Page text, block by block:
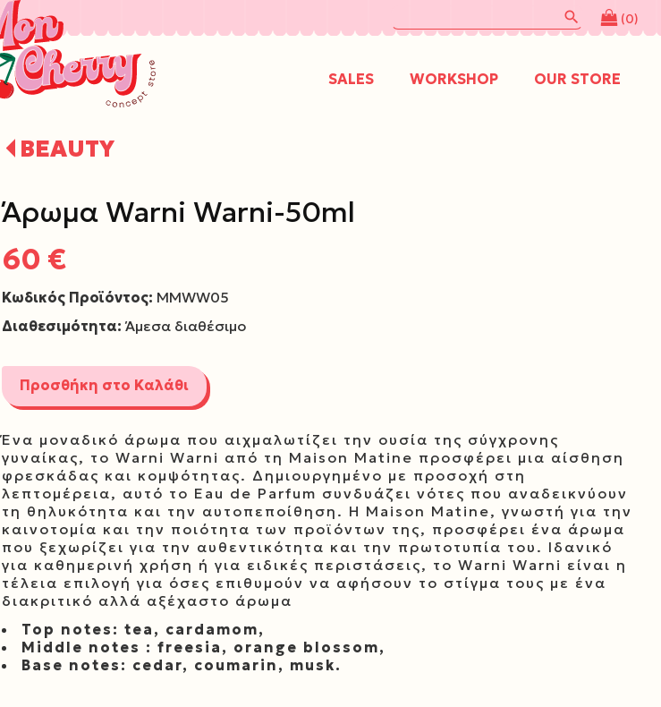
(0)
search
SALES WORKSHOP OUR STORE
BEAUTY
Άρωμα Warni Warni-50ml
60 €
Κωδικός Προϊόντος: MMWW05
Διαθεσιμότητα: Άμεσα διαθέσιμο
Προσθήκη στο Καλάθι
Ένα μοναδικό άρωμα που αιχμαλωτίζει την ουσία της σύγχρονης
γυναίκας, το Warni Warni από τη Maison Matine προσφέρει μια αίσθηση
φρεσκάδας και κομψότητας. Δημιουργημένο με προσοχή στη
λεπτομέρεια, αυτό το Eau de Parfum συνδυάζει νότες που αναδεικνύουν
τη θηλυκότητα και την αυτοπεποίθηση. Η Maison Matine, γνωστή για την
καινοτομία και την ποιότητα των προϊόντων της, προσφέρει ένα άρωμα
που ξεχωρίζει για την αυθεντικότητα και την πρωτοτυπία του. Ιδανικό
για καθημερινή χρήση ή για ειδικές περιστάσεις, το Warni Warni είναι η
τέλεια επιλογή για όσες επιθυμούν να αφήσουν το στίγμα τους με ένα
διακριτικό αλλά αξέχαστο άρωμα
Top notes: tea, cardamom,
Middle notes : freesia, orange blossom,
Base notes: cedar, coumarin, musk.